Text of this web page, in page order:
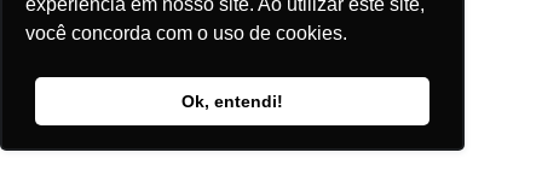
experiência em nosso site. Ao utilizar este site,
você concorda com o uso de cookies.
Ok, entendi!